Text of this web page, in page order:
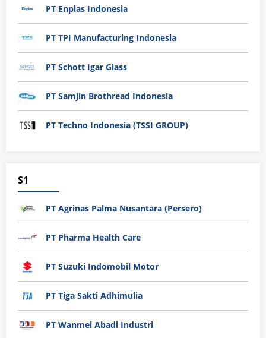
PT Enplas Indonesia
PT TPI Manufacturing Indonesia
PT Schott Igar Glass
PT Samjin Brothread Indonesia
PT Techno Indonesia (TSSI GROUP)
S1
PT Agrinas Palma Nusantara (Persero)
PT Pharma Health Care
PT Suzuki Indomobil Motor
PT Tiga Sakti Adhimulia
PT Wanmei Abadi Industri